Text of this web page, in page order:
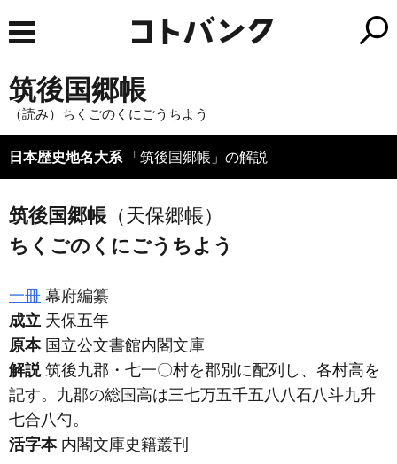
筑後国郷帳
（読み）ちくごのくにごうちよう
日本歴史地名大系 「筑後国郷帳」の解説
筑後国郷帳 （天保郷帳）
ちくごのくにごうちよう
一冊 幕府編纂
成立 天保五年
原本国立公文書館内閣文庫
解説筑後九郡・七一〇村を郡別に配列し、各村高を
記す。九郡の総国高は三七万五千五八八石八斗九升
七合八勺。
活字本内閣文庫史籍叢刊